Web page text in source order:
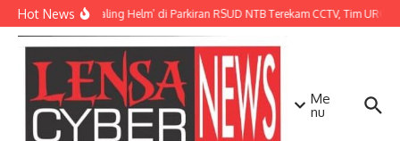
Lewati ke konten
Hot NewsAksi ‘Maling Helm’ di Parkiran RSUD NTB Terekam CCTV, Tim URC
Me
nu